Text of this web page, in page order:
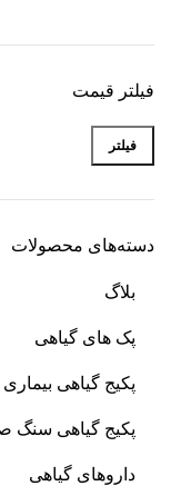
فیلتر قیمت
فیلتر
دسته‌های محصولات
بلاگ
پک های گیاهی
پکیج گیاهی بیماری
پکیج گیاهی سنگ
داروهای گیاهی